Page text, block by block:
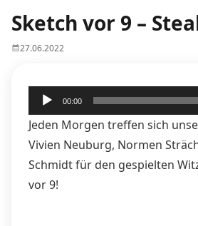
Sketch vor 9 –
27.06.2022
Audio-
Player
00:00
Jeden Morgen treffen sich
Vivien Neuburg, Normen
Schmidt für den gespielten
vor 9!